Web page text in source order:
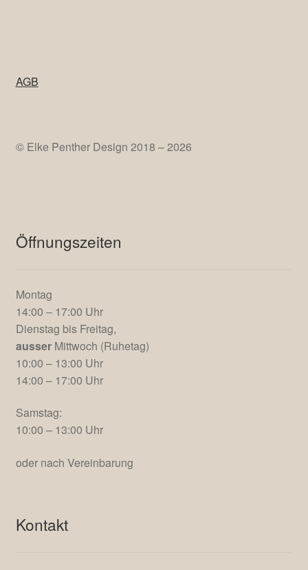
AGB
© Elke Penther Design 2018 – 2026
Öffnungszeiten
Montag
14:00 – 17:00 Uhr
Dienstag bis Freitag,
ausserMittwoch (Ruhetag)
10:00 – 13:00 Uhr
14:00 – 17:00 Uhr
Samstag:
10:00 – 13:00 Uhr
oder nach Vereinbarung
Kontakt